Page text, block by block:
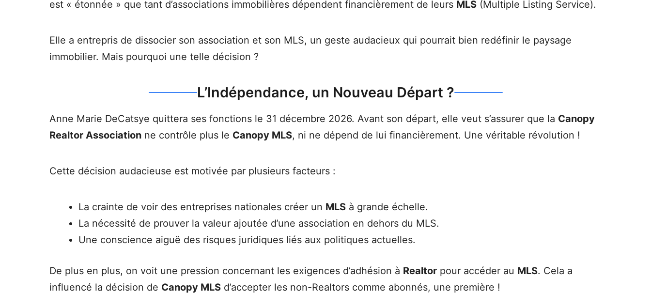
est « étonnée » que tant d’associations immobilières dépendent financièrement de leurs MLS (Multiple Listing Service).
Elle a entrepris de dissocier son association et son MLS, un geste audacieux qui pourrait bien redéfinir le paysage
immobilier. Mais pourquoi une telle décision ?
L’Indépendance, un Nouveau Départ ?
Anne Marie DeCatsye quittera ses fonctions le 31 décembre 2026. Avant son départ, elle veut s’assurer que la Canopy
Realtor Association ne contrôle plus le Canopy MLS, ni ne dépend de lui financièrement. Une véritable révolution !
Cette décision audacieuse est motivée par plusieurs facteurs :
La crainte de voir des entreprises nationales créer un MLS à grande échelle.
La nécessité de prouver la valeur ajoutée d’une association en dehors du MLS.
Une conscience aiguë des risques juridiques liés aux politiques actuelles.
De plus en plus, on voit une pression concernant les exigences d’adhésion à Realtor pour accéder au MLS. Cela a
influencé la décision de Canopy MLS d’accepter les non-Realtors comme abonnés, une première !